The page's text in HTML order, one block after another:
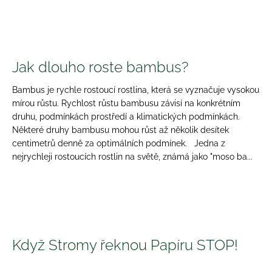
Jak dlouho roste bambus?
Bambus je rychle rostoucí rostlina, která se vyznačuje vysokou
mírou růstu. Rychlost růstu bambusu závisí na konkrétním
druhu, podmínkách prostředí a klimatických podmínkách.
Některé druhy bambusu mohou růst až několik desítek
centimetrů denně za optimálních podmínek. Jedna z
nejrychleji rostoucích rostlin na světě, známá jako "moso ba...
Když Stromy řeknou Papíru STOP!